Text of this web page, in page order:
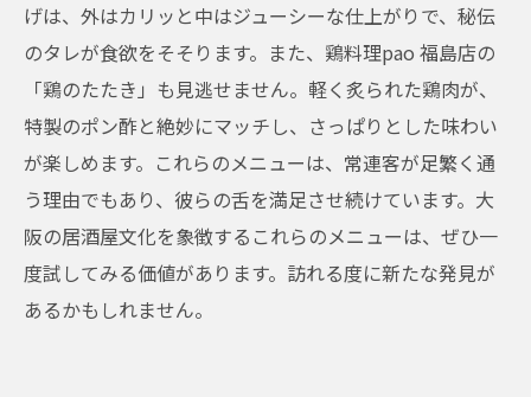
げは、外はカリッと中はジューシーな仕上がりで、秘伝
のタレが食欲をそそります。また、鶏料理pao 福島店の
「鶏のたたき」も見逃せません。軽く炙られた鶏肉が、
特製のポン酢と絶妙にマッチし、さっぱりとした味わい
が楽しめます。これらのメニューは、常連客が足繁く通
う理由でもあり、彼らの舌を満足させ続けています。大
阪の居酒屋文化を象徴するこれらのメニューは、ぜひ一
度試してみる価値があります。訪れる度に新たな発見が
あるかもしれません。